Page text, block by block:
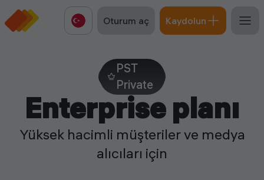
Oturum aç Kaydolun
PST
Private
Enterprise planı
Yüksek hacimli müşteriler ve medya
alıcıları için